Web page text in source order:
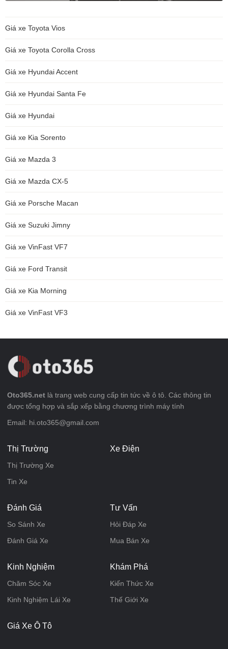
Giá xe Toyota Vios
Giá xe Toyota Corolla Cross
Giá xe Hyundai Accent
Giá xe Hyundai Santa Fe
Giá xe Hyundai
Giá xe Kia Sorento
Giá xe Mazda 3
Giá xe Mazda CX-5
Giá xe Porsche Macan
Giá xe Suzuki Jimny
Giá xe VinFast VF7
Giá xe Ford Transit
Giá xe Kia Morning
Giá xe VinFast VF3
Oto365.net là trang web cung cấp tin tức về ô tô. Các thông tin
được tổng hợp và sắp xếp bằng chương trình máy tính
Email: hi.oto365@gmail.com
Thị Trường
Thị Trường Xe
Tin Xe
Xe Điện
Đánh Giá
So Sánh Xe
Đánh Giá Xe
Tư Vấn
Hỏi Đáp Xe
Mua Bán Xe
Kinh Nghiệm
Chăm Sóc Xe
Kinh Nghiệm Lái Xe
Khám Phá
Kiến Thức Xe
Thế Giới Xe
Giá Xe Ô Tô